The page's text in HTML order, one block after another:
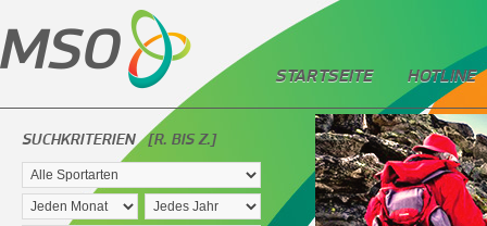
STARTSEITE HOTLINE
SUCHKRITERIEN [R. BIS Z.]